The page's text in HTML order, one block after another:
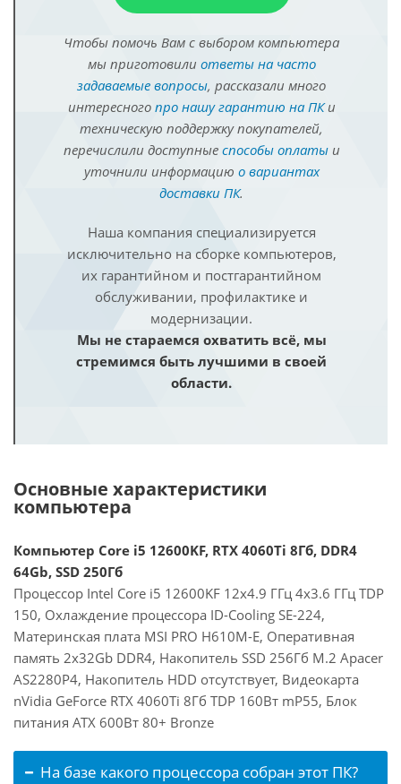
Чтобы помочь Вам с выбором компьютера
мы приготовили ответы на часто
задаваемые вопросы, рассказали много
интересного про нашу гарантию на ПКи
техническую поддержку покупателей,
перечислили доступные способы оплатыи
уточнили информацию о вариантах
доставки ПК.
Наша компания специализируется
исключительно на сборке компьютеров,
их гарантийном и постгарантийном
обслуживании, профилактике и
модернизации.
Мы не стараемся охватить всё, мы
стремимся быть лучшими в своей
области.
Основные характеристики
компьютера
Компьютер Core i5 12600KF, RTX 4060Ti 8Гб, DDR4
64Gb, SSD 250Гб
Процессор Intel Core i5 12600KF 12x4.9 ГГц 4x3.6 ГГц TDP
150, Охлаждение процессора ID-Cooling SE-224,
Материнская плата MSI PRO H610M-E, Оперативная
память 2x32Gb DDR4, Накопитель SSD 256Гб M.2 Apacer
AS2280P4, Накопитель HDD отсутствует, Видеокарта
nVidia GeForce RTX 4060Ti 8Гб TDP 160Вт mP55, Блок
питания ATX 600Вт 80+ Bronze
На базе какого процессора собран этот ПК?